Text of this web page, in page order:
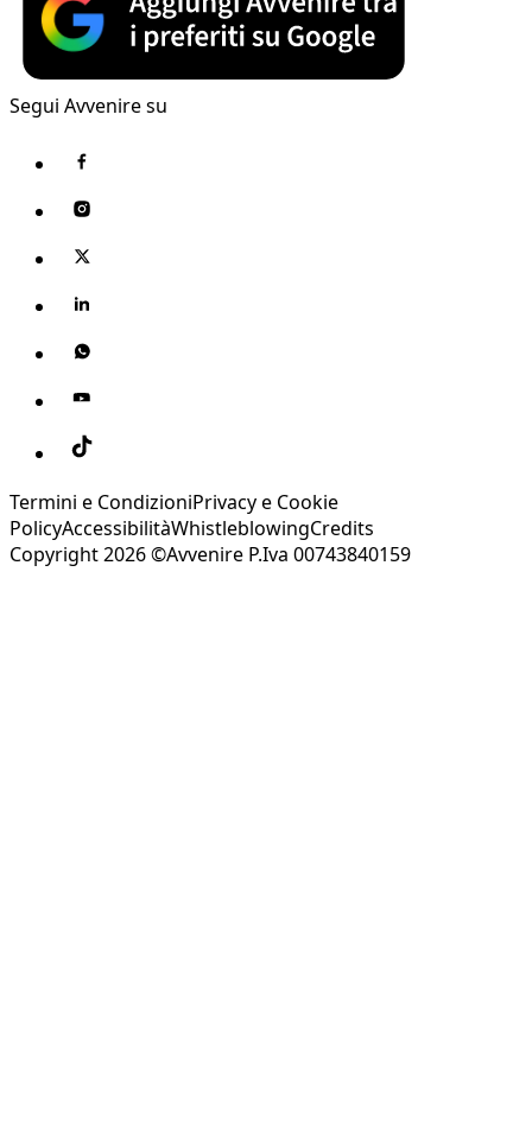
Segui Avvenire su
Termini e CondizioniPrivacy e Cookie
PolicyAccessibilitàWhistleblowingCredits
Copyright 2026 ©Avvenire P.Iva 00743840159